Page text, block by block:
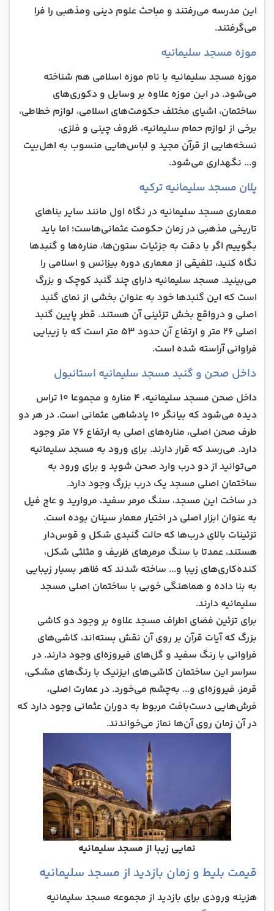
این مدرسه می‌رفتند و مباحث علوم دینی ومذهبی را فرا
می‌گرفتند.
موزه مسجد سلیمانیه
موزه مسجد سلیمانیه با نام موزه اسلامی هم شناخته
می‌شود. در این موزه علاوه بر وسایل و دکوری‌های
ساختمان، اشیای مختلف حکومت‌های اسلامی، لوازم خطاطی،
برخی از لوازم حمام سلیمانیه، ظروف چینی و فلزی،
نسخه‌هایی از قرآن مجید و لباس‌هایی منسوب به اهل‌بیت
و... نگهداری می‌شود.
پلان مسجد سلیمانیه ترکیه
معماری مسجد سلیمانیه در نگاه اول مانند سایر بناهای
تاریخی مذهبی در زمان حکومت عثمانی‌هاست؛ اما باید
بگوییم اگر با دقت به جزئیات ستون‌ها، مناره‌ها و گنبدها
نگاه کنید، تلفیقی از معماری دوره بیزانس و اسلامی را
می‌بینید. مسجد سلیمانیه دارای چند گنبد کوچک و بزرگ
است که این گنبدها خود به عنوان بخشی از نمای گنبد
اصلی و درواقع بخش تزئینی آن هستند. قطر پایین گنبد
اصلی 26 متر و ارتفاع آن حدود 53 متر است که با زیبایی
فراوانی آراسته شده است.
داخل صحن و گنبد مسجد سلیمانیه استانبول
داخل صحن مسجد سلیمانیه، 4 مناره و مجموعا 10 تراس
دیده می‌شود که بیانگر 10 پادشاهی عثمانی است. در هر دو
طرف صحن اصلی، مناره‌های اصلی به ارتفاع 76 متر وجود
دارد. می‌رسد که قرار دارند. برای ورود به مسجد سلیمانیه
می‌توانید از دو درب وارد صحن شوید و برای ورود به
ساختمان اصلی مسجد یک درب بزرگ وجود دارد.
در ساخت این مسجد، سنگ مرمر سفید، مروارید و عاج فیل
به عنوان ابزار اصلی در اختیار معمار سینان بوده است.
تزئینات بالای درب‌ها که حالت گنبدی‌ شکل و قوس‌دار
هستند، عمدتا با سنگ مرمرهای ظریف و مثلثی شکل،
کنده‌کاری‌های زیبا و... ساخته شدند که ظاهر بسیار زیبایی
به بنا داده و هماهنگی خوبی با ساختمان اصلی مسجد
سلیمانیه دارند.
برای تزئین فضای اطراف مسجد علاوه بر وجود دو کاشی
بزرگ که آیات قرآن بر روی آن نقش بسته‌اند، کاشی‌های
فراوانی با رنگ سفید و گل‌های فیروزه‌ای وجود دارند. در
سراسر این ساختمان کاشی‌های ایزنیک با رنگ‌های مشکی،
قرمز، فیروزه‎‌ای و... به‌چشم می‌خورد. در عمارت اصلی،
فرش‌هایی دست‌بافت مربوط به دوران عثمانی وجود دارد که
در آن زمان روی آن‌ها نماز می‌خواندند.
نمایی زیبا از مسجد سلیمانیه
قیمت بلیط و زمان بازدید از مسجد سلیمانیه
هزینه ورودی برای بازدید از مجموعه مسجد سلیمانیه